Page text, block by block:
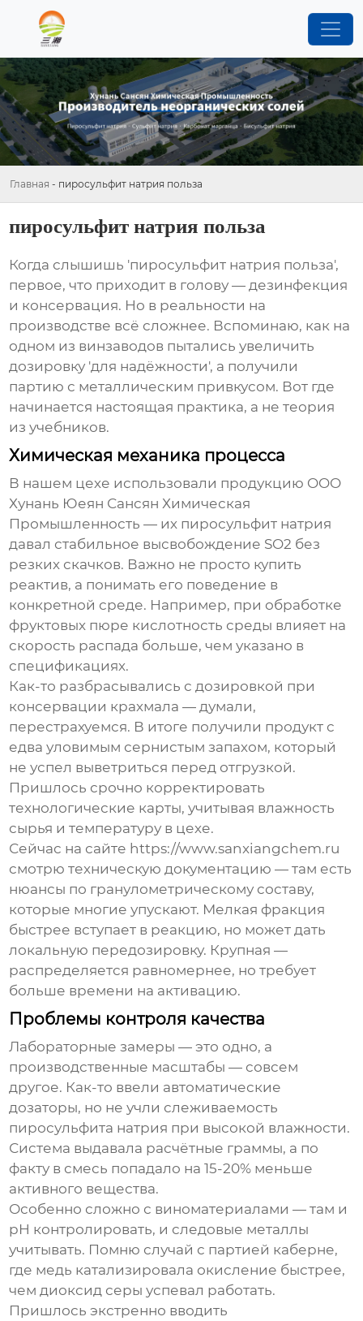
Главная - пиросульфит натрия польза
пиросульфит натрия польза
Когда слышишь 'пиросульфит натрия польза',
первое, что приходит в голову — дезинфекция
и консервация. Но в реальности на
производстве всё сложнее. Вспоминаю, как на
одном из винзаводов пытались увеличить
дозировку 'для надёжности', а получили
партию с металлическим привкусом. Вот где
начинается настоящая практика, а не теория
из учебников.
Химическая механика процесса
В нашем цехе использовали продукцию OOO
Хунань Юеян Сансян Химическая
Промышленность — их пиросульфит натрия
давал стабильное высвобождение SO2 без
резких скачков. Важно не просто купить
реактив, а понимать его поведение в
конкретной среде. Например, при обработке
фруктовых пюре кислотность среды влияет на
скорость распада больше, чем указано в
спецификациях.
Как-то разбрасывались с дозировкой при
консервации крахмала — думали,
перестрахуемся. В итоге получили продукт с
едва уловимым сернистым запахом, который
не успел выветриться перед отгрузкой.
Пришлось срочно корректировать
технологические карты, учитывая влажность
сырья и температуру в цехе.
Сейчас на сайте https://www.sanxiangchem.ru
смотрю техническую документацию — там есть
нюансы по гранулометрическому составу,
которые многие упускают. Мелкая фракция
быстрее вступает в реакцию, но может дать
локальную передозировку. Крупная —
распределяется равномернее, но требует
больше времени на активацию.
Проблемы контроля качества
Лабораторные замеры — это одно, а
производственные масштабы — совсем
другое. Как-то ввели автоматические
дозаторы, но не учли слеживаемость
пиросульфита натрия при высокой влажности.
Система выдавала расчётные граммы, а по
факту в смесь попадало на 15-20% меньше
активного вещества.
Особенно сложно с виноматериалами — там и
pH контролировать, и следовые металлы
учитывать. Помню случай с партией каберне,
где медь катализировала окисление быстрее,
чем диоксид серы успевал работать.
Пришлось экстренно вводить